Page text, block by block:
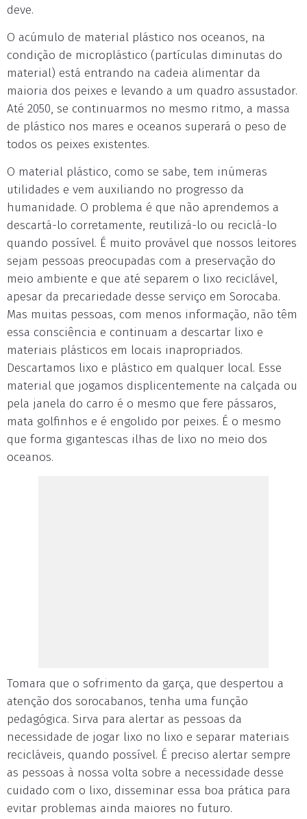
deve.
O acúmulo de material plástico nos oceanos, na
condição de microplástico (partículas diminutas do
material) está entrando na cadeia alimentar da
maioria dos peixes e levando a um quadro assustador.
Até 2050, se continuarmos no mesmo ritmo, a massa
de plástico nos mares e oceanos superará o peso de
todos os peixes existentes.
O material plástico, como se sabe, tem inúmeras
utilidades e vem auxiliando no progresso da
humanidade. O problema é que não aprendemos a
descartá-lo corretamente, reutilizá-lo ou reciclá-lo
quando possível. É muito provável que nossos leitores
sejam pessoas preocupadas com a preservação do
meio ambiente e que até separem o lixo reciclável,
apesar da precariedade desse serviço em Sorocaba.
Mas muitas pessoas, com menos informação, não têm
essa consciência e continuam a descartar lixo e
materiais plásticos em locais inapropriados.
Descartamos lixo e plástico em qualquer local. Esse
material que jogamos displicentemente na calçada ou
pela janela do carro é o mesmo que fere pássaros,
mata golfinhos e é engolido por peixes. É o mesmo
que forma gigantescas ilhas de lixo no meio dos
oceanos.
Tomara que o sofrimento da garça, que despertou a
atenção dos sorocabanos, tenha uma função
pedagógica. Sirva para alertar as pessoas da
necessidade de jogar lixo no lixo e separar materiais
recicláveis, quando possível. É preciso alertar sempre
as pessoas à nossa volta sobre a necessidade desse
cuidado com o lixo, disseminar essa boa prática para
evitar problemas ainda maiores no futuro.